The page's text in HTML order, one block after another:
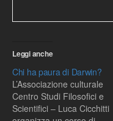
Leggi anche
Chi ha paura di Darwin?
L’Associazione culturale
Centro Studi Filosofici e
Scientifici – Luca Cicchitti